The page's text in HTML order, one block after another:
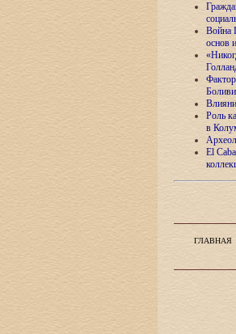
Война
основ
Роль
в
El
ГЛАВНАЯ